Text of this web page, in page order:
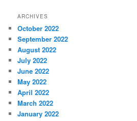
ARCHIVES
October 2022
September 2022
August 2022
July 2022
June 2022
May 2022
April 2022
March 2022
January 2022